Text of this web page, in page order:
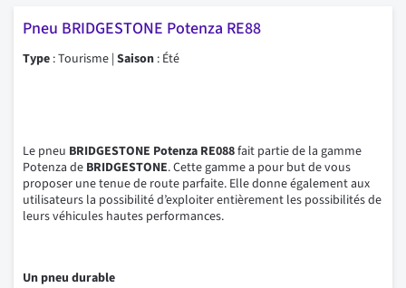
Pneu BRIDGESTONE Potenza RE88
Type : Tourisme | Saison : Été
Le pneu BRIDGESTONE Potenza RE088fait partie de la gamme
Potenza de BRIDGESTONE. Cette gamme a pour but de vous
proposer une tenue de route parfaite. Elle donne également aux
utilisateurs la possibilité d’exploiter entièrement les possibilités de
leurs véhicules hautes performances.
Un pneu durable